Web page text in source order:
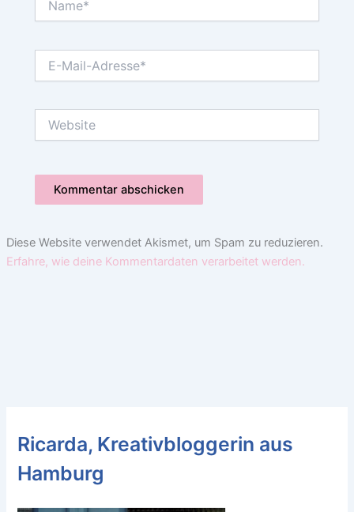
Mail-
Diese Website verwendet Akismet, um Spam zu reduzieren.
Erfahre, wie deine Kommentardaten verarbeitet werden.
Ricarda, Kreativbloggerin aus
Hamburg